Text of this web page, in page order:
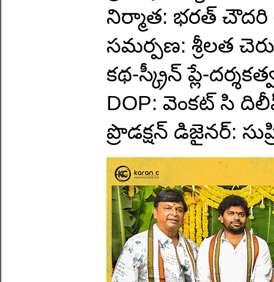
నిర్మాత: భరత్ చౌదరి
సమర్పణ: శ్రీలత
కథ-స్క్రీన్ ప్లే-
DOP: వెంకట్ సి
ప్రొడక్షన్ డిజైనర్: